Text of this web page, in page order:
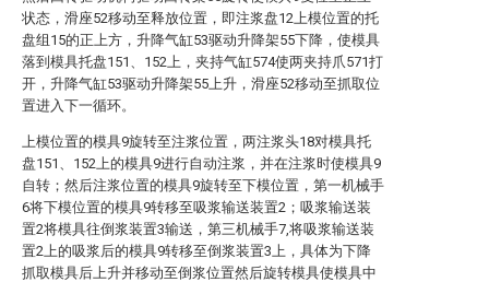
状态，滑座52移动至释放位置，即注浆盘12上模位置的托
盘组15的正上方，升降气缸53驱动升降架55下降，使模具
落到模具托盘151、152上，夹持气缸574使两夹持爪571打
开，升降气缸53驱动升降架55上升，滑座52移动至抓取位
置进入下一循环。
上模位置的模具9旋转至注浆位置，两注浆头18对模具托
盘151、152上的模具9进行自动注浆，并在注浆时使模具9
自转；然后注浆位置的模具9旋转至下模位置，第一机械手
6将下模位置的模具9转移至吸浆输送装置2；吸浆输送装
置2将模具往倒浆装置3输送，第三机械手7,将吸浆输送装
置2上的吸浆后的模具9转移至倒浆装置3上，具体为下降
抓取模具后上升并移动至倒浆位置然后旋转模具使模具中